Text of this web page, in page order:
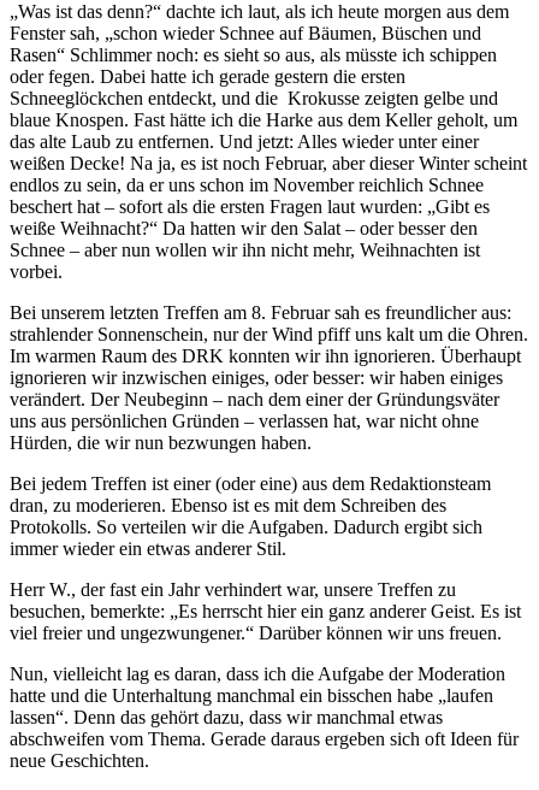
„Was ist das denn?“ dachte ich laut, als ich heute morgen aus dem
Fenster sah,
schon wieder Schnee auf Bäumen, Büschen und
Rasen
Schlimmer noch: es sieht so aus, als müsste ich schippen
oder fegen. Dabei hatte ich gerade gestern die ersten
Schneeglöckchen entdeckt, und die Krokusse zeigten gelbe und
blaue Knospen. Fast hätte ich die Harke aus dem Keller geholt, um
das alte Laub zu entfernen. Und jetzt: Alles wieder unter einer
weißen Decke! Na ja, es ist noch Februar, aber dieser Winter scheint
endlos zu sein, da er uns schon im November reichlich Schnee
beschert hat – sofort als die ersten Fragen laut wurden:
Gibt es
weiße Weihnacht?
Da hatten wir den Salat – oder besser den
Schnee – aber nun wollen wir ihn nicht mehr, Weihnachten ist
vorbei.
Bei unserem letzten Treffen am 8. Februar sah es freundlicher aus:
strahlender Sonnenschein, nur der Wind pfiff uns kalt um die Ohren.
Im warmen Raum des DRK konnten wir ihn ignorieren. Überhaupt
ignorieren wir inzwischen einiges, oder besser: wir haben einiges
verändert. Der Neubeginn – nach dem einer der Gründungsväter
uns aus persönlichen Gründen – verlassen hat, war nicht ohne
Hürden, die wir nun bezwungen haben.
Bei jedem Treffen ist einer (oder eine) aus dem Redaktionsteam
dran, zu moderieren. Ebenso ist es mit dem Schreiben des
Protokolls. So verteilen wir die Aufgaben. Dadurch ergibt sich
immer wieder ein etwas anderer Stil.
Herr W., der fast ein Jahr verhindert war, unsere Treffen zu
besuchen, bemerkte:
Es herrscht hier ein ganz anderer Geist. Es ist
viel freier und ungezwungener.
Darüber können wir uns freuen.
Nun, vielleicht lag es daran, dass ich die Aufgabe der Moderation
hatte und die Unterhaltung manchmal ein bisschen habe
laufen
lassen . Denn das gehört dazu, dass wir manchmal etwas
abschweifen vom Thema. Gerade daraus ergeben sich oft Ideen für
neue Geschichten.